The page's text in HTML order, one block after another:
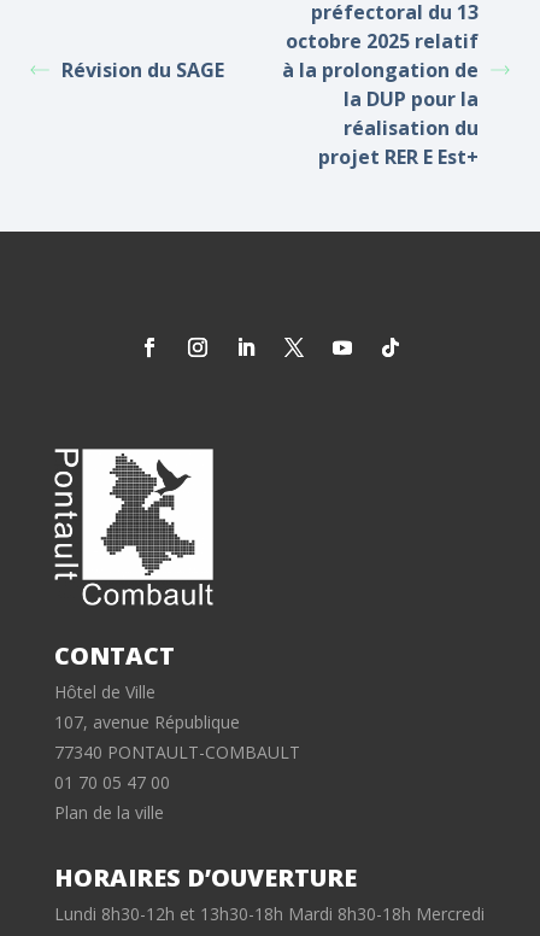
Révision du SAGE
préfectoral du 13
octobre 2025 relatif
à la prolongation de
la DUP pour la
réalisation du
projet RER E Est+
CONTACT
Hôtel de Ville
107, avenue République
77340 PONTAULT-COMBAULT
01 70 05 47 00
Plan de la ville
HORAIRES D’OUVERTURE
Lundi 8h30-12h et 13h30-18h Mardi 8h30-18h Mercredi